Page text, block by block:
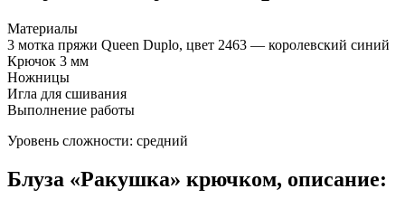
Материалы
3 мотка пряжи Queen Duplo, цвет 2463 — королевский синий
Крючок 3 мм
Ножницы
Игла для сшивания
Выполнение работы
Уровень сложности: средний
Блуза «Ракушка» крючком, описание: